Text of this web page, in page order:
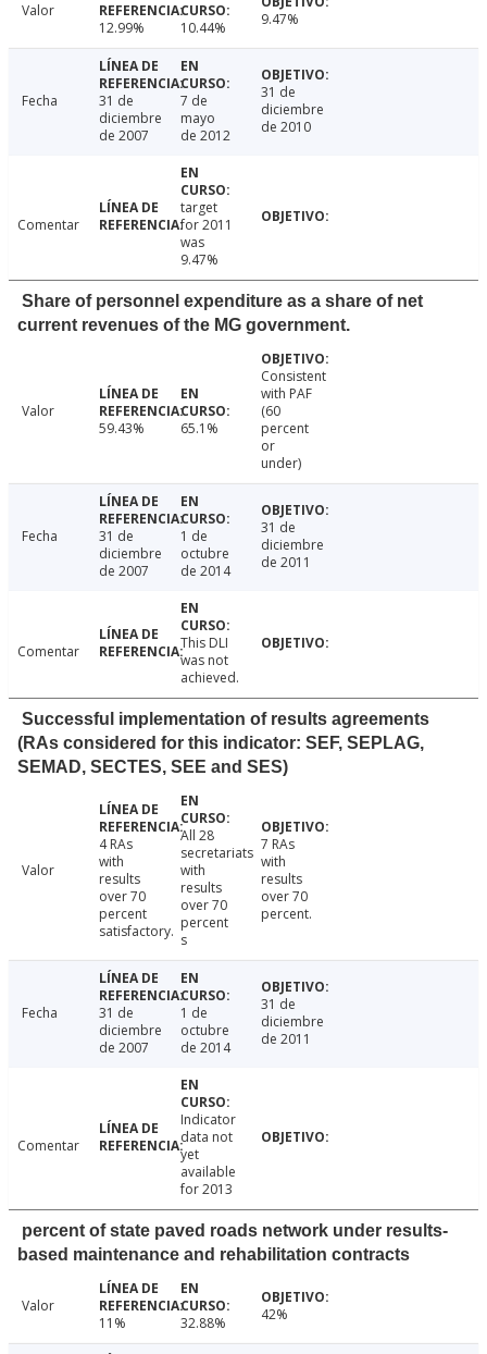
Valor
12.99%
10.44% 9.47%
Fecha
31 de
diciembre
de 2007
7 de
mayo
de 2012
31 de
diciembre
de 2010
Comentar
target
for 2011
was
9.47%
Share of personnel expenditure as a share of net
current revenues of the MG government.
Valor
59.43%
65.1%
Consistent
with PAF
(60
percent
or
under)
Fecha
31 de
diciembre
de 2007
1 de
octubre
de 2014
31 de
diciembre
de 2011
Comentar
This DLI
was not
achieved.
Successful implementation of results agreements
(RAs considered for this indicator: SEF, SEPLAG,
SEMAD, SECTES, SEE and SES)
Valor
4 RAs
with
results
over 70
percent
satisfactory.
All 28
secretariats
with
results
over 70
percent
s
7 RAs
with
results
over 70
percent.
Fecha
31 de
diciembre
de 2007
1 de
octubre
de 2014
31 de
diciembre
de 2011
Comentar
Indicator
data not
yet
available
for 2013
percent of state paved roads network under results-
based maintenance and rehabilitation contracts
Valor
11%
32.88% 42%